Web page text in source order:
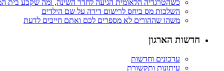
כשהטרגדיה הלאומית הגיעה לחדר השינה, ומה שקבע בית
השלכות מס ביחס לרישום דירה על שם הילדים
משהו שההורים לא מספרים לכם ואתם חייבים לדעת
חדשות הארגון
עדכונים וחדשות
עיתונות ותקשורת